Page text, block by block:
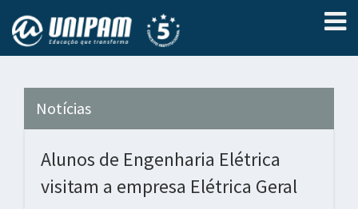
Notícias
Alunos de Engenharia Elétrica
visitam a empresa Elétrica Geral